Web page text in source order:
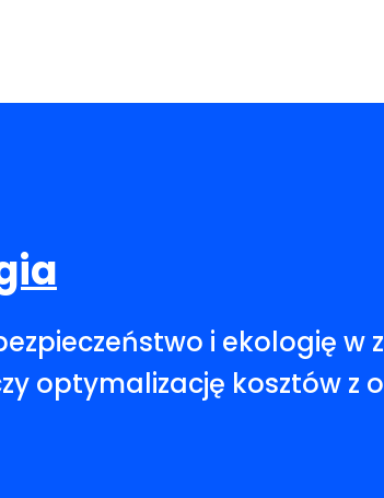
i ekologię w
optymalizację kosztów z